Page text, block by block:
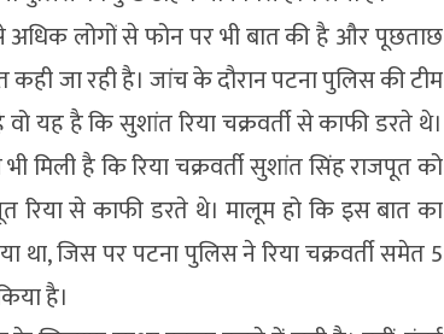
लोगों से फोन पर भी बात की है और पूछताछ
जा रही है। जांच के दौरान पटना पुलिस की टीम
यह है कि सुशांत रिया चक्रवर्ती से काफी डरते थे।
मिली है कि रिया चक्रवर्ती सुशांत सिंह राजपूत को
से काफी डरते थे। मालूम हो कि इस बात का
जिस पर पटना पुलिस ने रिया चक्रवर्ती समेत 5
है।